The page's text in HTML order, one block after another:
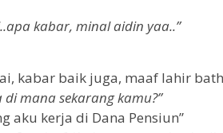
kabar, minal aidin yaa..”
kabar baik juga, maaf lahir
di mana sekarang kamu?”
aku kerja di Dana Pensiun”